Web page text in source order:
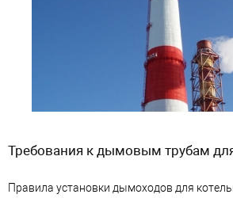
Требования к дымовым трубам
Правила установки дымоходов для